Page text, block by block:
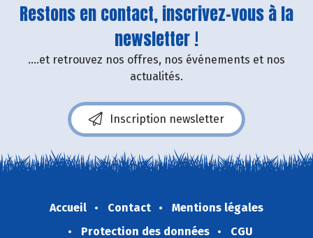
Restons en contact, inscrivez-vous à la
newsletter !
....et retrouvez nos offres, nos événements et nos
actualités.
Inscription newsletter
Accueil Contact
Mentions légales
Protection des données
CGU